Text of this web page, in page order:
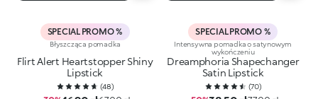
SPECIAL PROMO %
Błyszcząca pomadka
Flirt Alert Heartstopper Shiny
Lipstick
(48)
SPECIAL PROMO %
Intensywna pomadka o satynowym
wykończeniu
Dreamphoria Shapechanger
Satin Lipstick
(70)